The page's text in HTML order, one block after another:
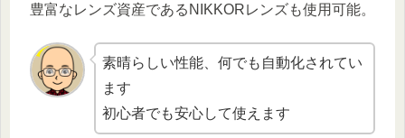
豊富なレンズ資産であるNIKKORレンズも使用可能。
素晴らしい性能、何でも自動化されてい
ます
初心者でも安心して使えます